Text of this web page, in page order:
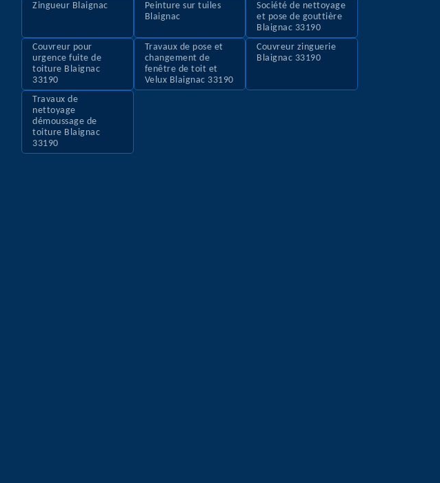
Zingueur Blaignac
Peinture sur tuiles
Blaignac
Société de nettoyage
et pose de gouttière
Blaignac 33190
Couvreur pour
urgence fuite de
toiture Blaignac
33190
Travaux de pose et
changement de
fenêtre de toit et
Velux Blaignac 33190
Couvreur zinguerie
Blaignac 33190
Travaux de
nettoyage
démoussage de
toiture Blaignac
33190